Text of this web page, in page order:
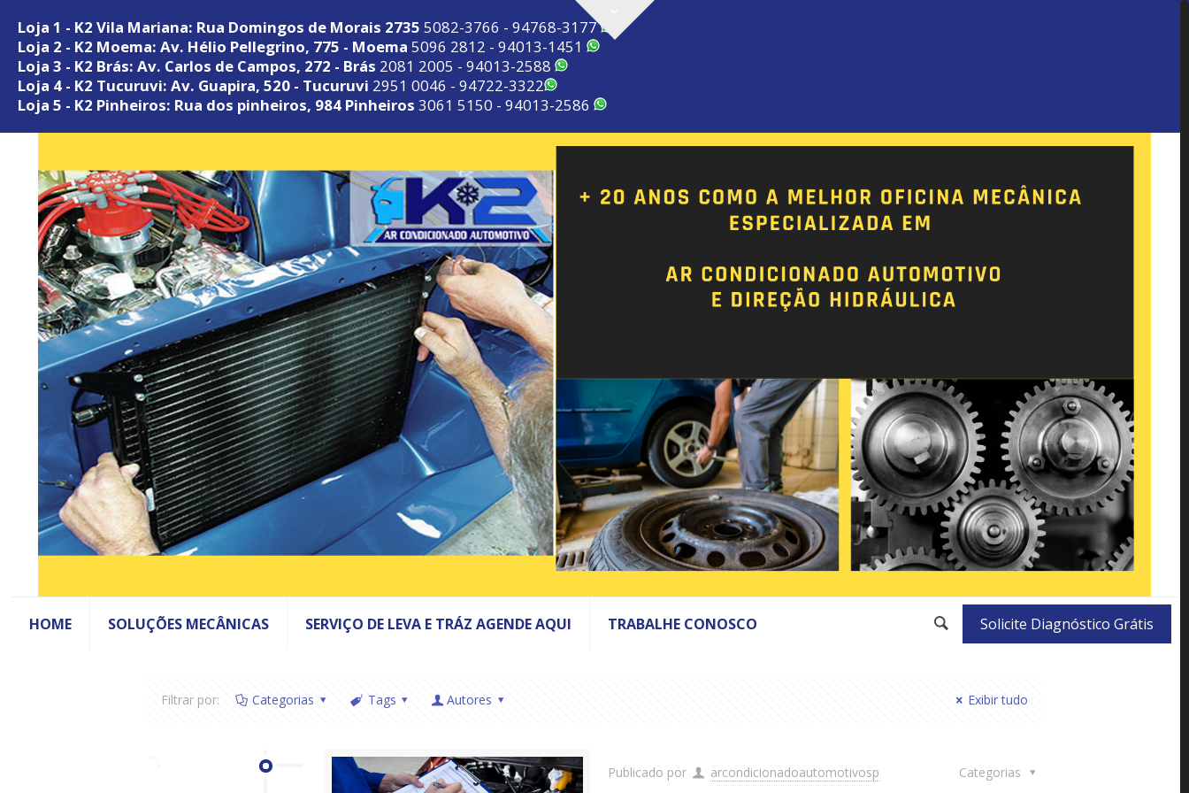
Loja 1 - K2 Vila Mariana: Rua Domingos de Morais 2735 5082-3766 - 94768-3177
Loja 2 - K2 Moema: Av. Hélio Pellegrino, 775 - Moema 5096 2812 - 94013-1451
Loja 3 - K2 Brás: Av. Carlos de Campos, 272 - Brás 2081 2005 - 94013-2588
Loja 4 - K2 Tucuruvi: Av. Guapira, 520 - Tucuruvi 2951 0046 - 94722-3322
Loja 5 - K2 Pinheiros: Rua dos pinheiros, 984 Pinheiros 3061 5150 - 94013-2586
HOME SOLUÇÕES MECÂNICAS SERVIÇO DE LEVA E TRÁZ AGENDE AQUI TRABALHE CONOSCO Solicite Diagnóstico Grátis
Filtrar por: Categorias Tags Autores Exibir tudo
Publicado por arcondicionadoautomotivosp Categorias